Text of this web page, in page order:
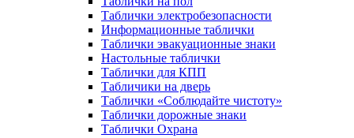
Таблички электробезопасности
Информационные таблички
Таблички эвакуационные знаки
Настольные таблички
Таблички для КПП
Табличики на дверь
Таблички «Соблюдайте чистоту»
Таблички дорожные знаки
Таблички Охрана